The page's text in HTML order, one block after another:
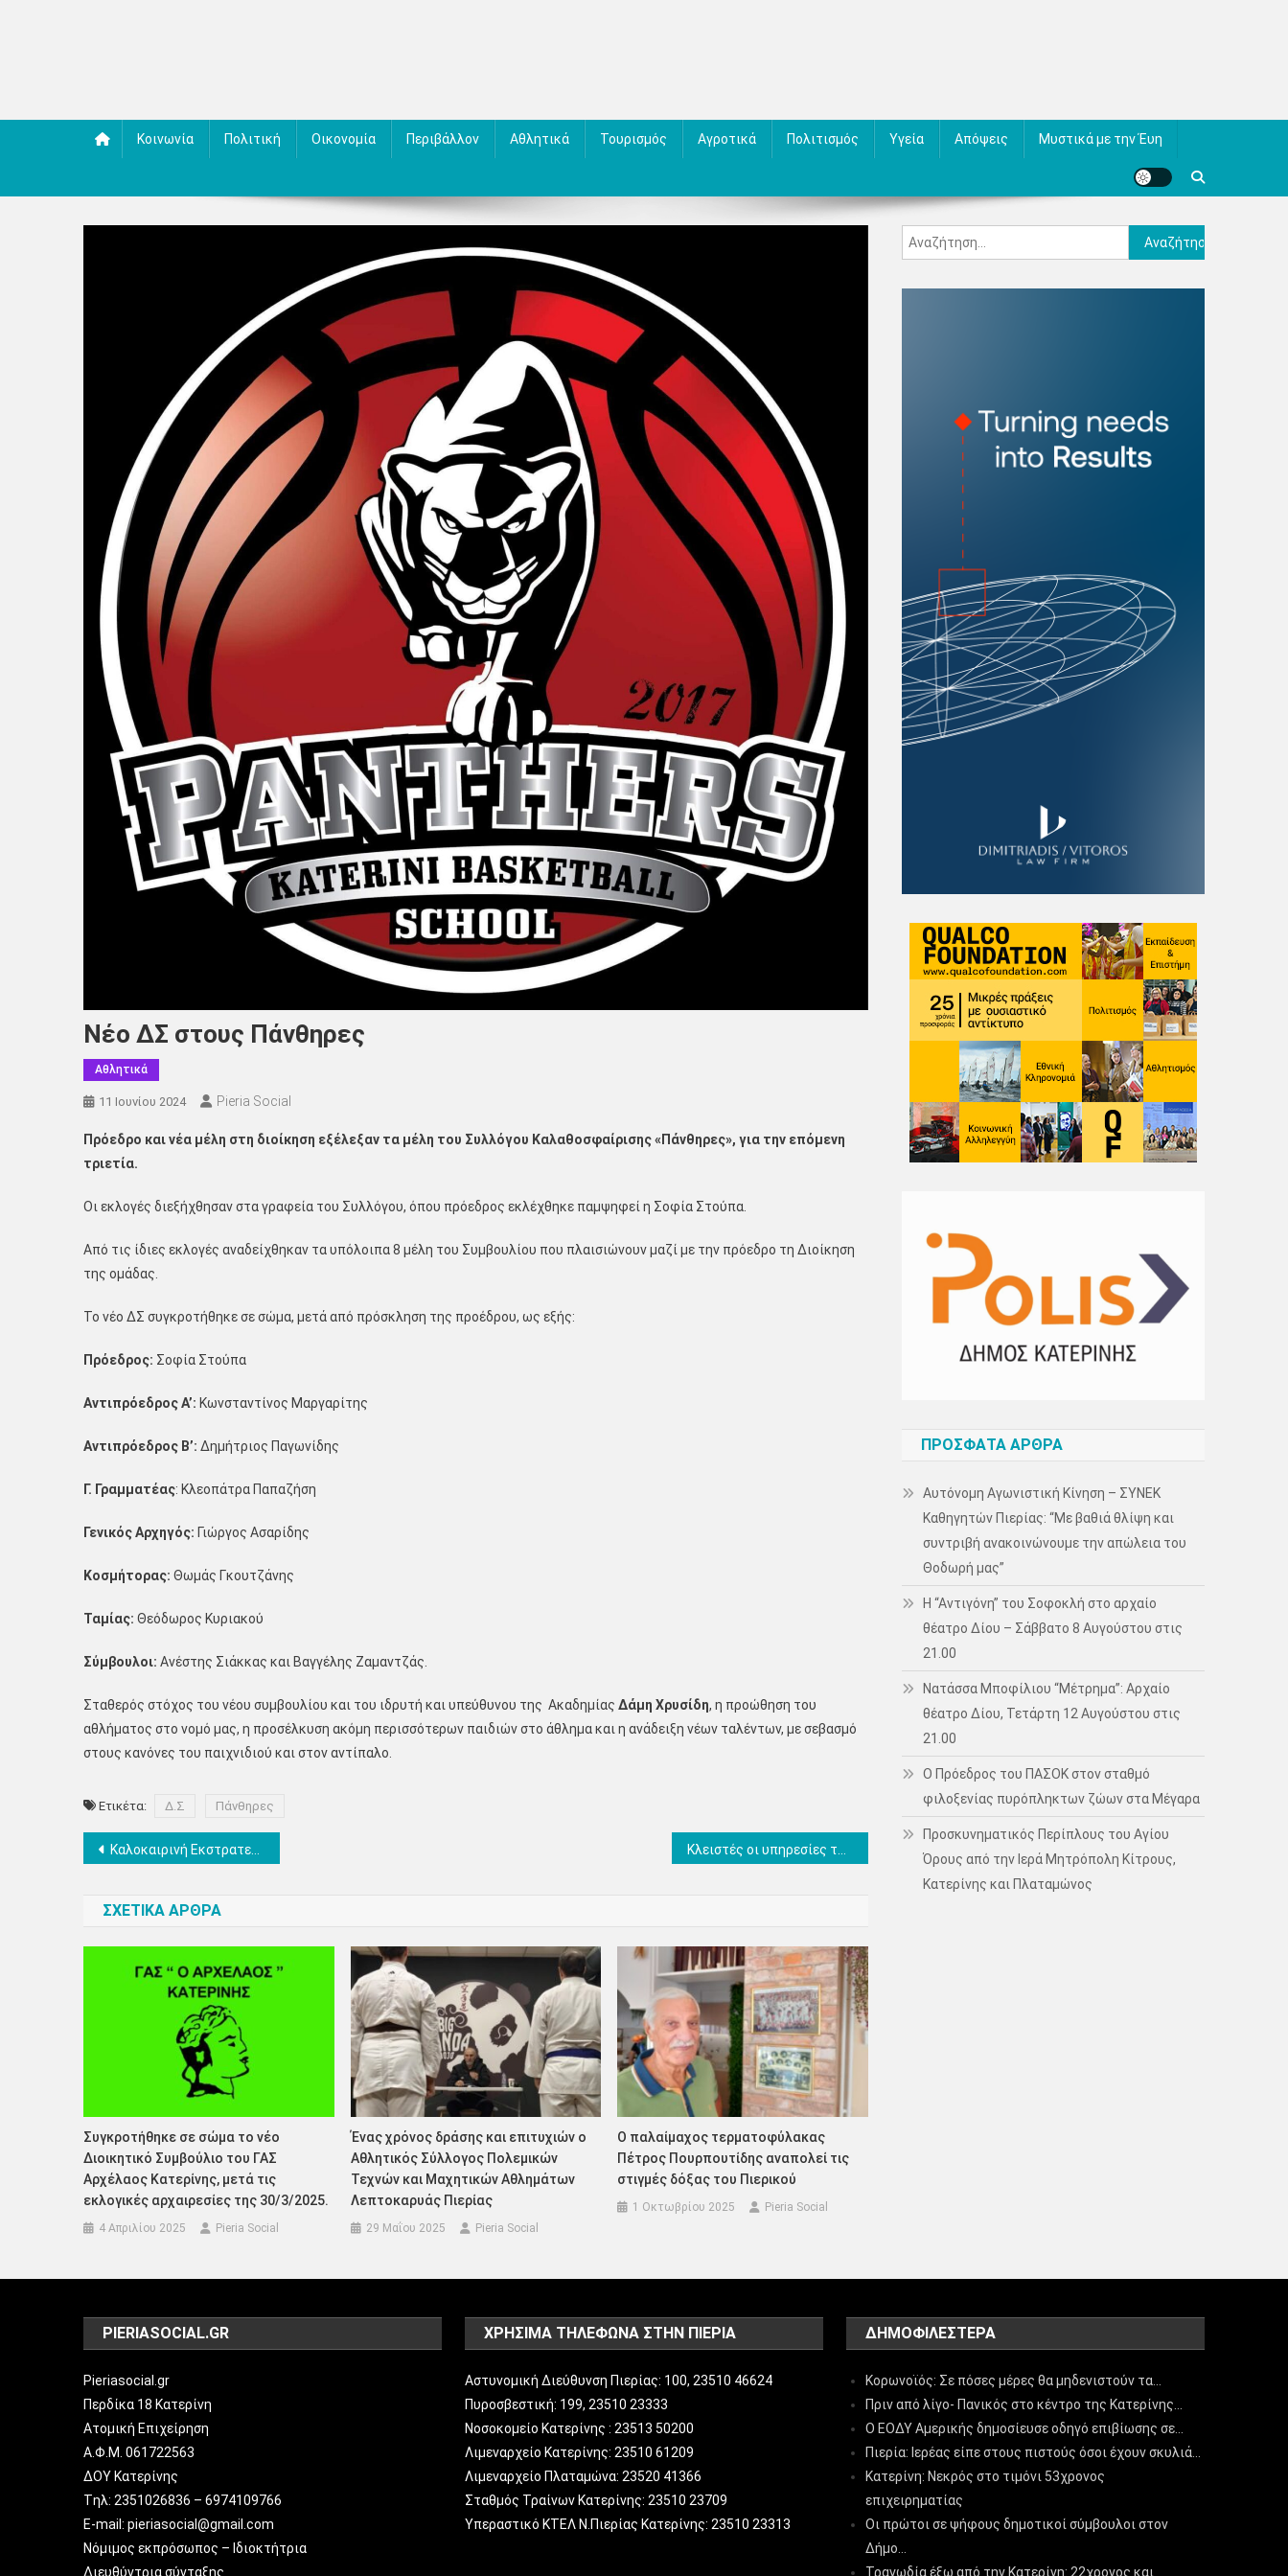
Κοινωνία Πολιτική Οικονομία Περιβάλλον Αθλητικά Τουρισμός Αγροτικά Πολιτισμός Υγεία Απόψεις Μυστικά με την Έυη
Νέο ΔΣ στους Πάνθηρες
Αθλητικά
11 Ιουνίου 2024 Pieria Social
Πρόεδρο και νέα μέλη στη διοίκηση εξέλεξαν τα μέλη του Συλλόγου Καλαθοσφαίρισης «Πάνθηρες», για την επόμενη
τριετία.
Οι εκλογές διεξήχθησαν στα γραφεία του Συλλόγου, όπου πρόεδρος εκλέχθηκε παμψηφεί η Σοφία Στούπα.
Από τις ίδιες εκλογές αναδείχθηκαν τα υπόλοιπα 8 μέλη του Συμβουλίου που πλαισιώνουν μαζί με την πρόεδρο τη Διοίκηση
της ομάδας.
Το νέο ΔΣ συγκροτήθηκε σε σώμα, μετά από πρόσκληση της προέδρου, ως εξής:
Πρόεδρος: Σοφία Στούπα
Αντιπρόεδρος Α’: Κωνσταντίνος Μαργαρίτης
Αντιπρόεδρος Β’: Δημήτριος Παγωνίδης
Γ. Γραμματέας: Κλεοπάτρα Παπαζήση
Γενικός Αρχηγός: Γιώργος Ασαρίδης
Κοσμήτορας: Θωμάς Γκουτζάνης
Ταμίας: Θεόδωρος Κυριακού
Σύμβουλοι: Ανέστης Σιάκκας και Βαγγέλης Ζαμαντζάς.
Σταθερός στόχος του νέου συμβουλίου και του ιδρυτή και υπεύθυνου της Ακαδημίας Δάμη Χρυσίδη, η προώθηση του
αθλήματος στο νομό μας, η προσέλκυση ακόμη περισσότερων παιδιών στο άθλημα και η ανάδειξη νέων ταλέντων, με σεβασμό
στους κανόνες του παιχνιδιού και στον αντίπαλο.
Ετικέτα: Δ.Σ Πάνθηρες
Πλοήγηση
Καλοκαιρινή Εκστρατεία Ανάγνωσης & Δημιουργικότητας στη Δημοτική Βιβλιοθήκη Κατερίνης
ΣΧΕΤΙΚΑ ΑΡΘΡΑ
Συγκροτήθηκε σε σώμα το νέο
Διοικητικό Συμβούλιο του ΓΑΣ
Αρχέλαος Κατερίνης, μετά τις
εκλογικές αρχαιρεσίες της 30/3/2025.
4 Απριλίου 2025 Pieria Social
Ένας χρόνος δράσης και επιτυχιών ο
Αθλητικός Σύλλογος Πολεμικών
Τεχνών και Μαχητικών Αθλημάτων
Λεπτοκαρυάς Πιερίας
29 Μαΐου 2025 Pieria Social
Ο παλαίμαχος τερματοφύλακας
Πέτρος Πουρπουτίδης αναπολεί τις
στιγμές δόξας του Πιερικού
1 Οκτωβρίου 2025 Pieria Social
Αναζήτηση
για:
ΠΡΌΣΦΑΤΑ ΆΡΘΡΑ
Αυτόνομη Αγωνιστική Κίνηση – ΣΥΝΕΚ
Καθηγητών Πιερίας: “Με βαθιά θλίψη και
συντριβή ανακοινώνουμε την απώλεια του
Θοδωρή μας”
Η “Αντιγόνη” του Σοφοκλή στο αρχαίο
θέατρο Δίου – Σάββατο 8 Αυγούστου στις
21.00
Νατάσσα Μποφίλιου “Μέτρημα”: Αρχαίο
θέατρο Δίου, Τετάρτη 12 Αυγούστου στις
21.00
Ο Πρόεδρος του ΠΑΣΟΚ στον σταθμό
φιλοξενίας πυρόπληκτων ζώων στα Μέγαρα
Προσκυνηματικός Περίπλους του Αγίου
Όρους από την Ιερά Μητρόπολη Κίτρους,
Κατερίνης και Πλαταμώνος
PIERIASOCIAL.GR
Pieriasocial.gr
Περδίκα 18 Κατερίνη
Ατομική Επιχείρηση
Α.Φ.Μ. 061722563
ΔΟΥ Κατερίνης
Tηλ: 2351026836 – 6974109766
E-mail: pieriasocial@gmail.com
Νόμιμος εκπρόσωπος – Ιδιοκτήτρια
Διευθύντρια σύνταξης
ΧΡΗΣΙΜΑ ΤΗΛΕΦΩΝΑ ΣΤΗΝ ΠΙΕΡΙΑ
Αστυνομική Διεύθυνση Πιερίας: 100, 23510 46624
Πυροσβεστική: 199, 23510 23333
Νοσοκομείο Κατερίνης : 23513 50200
Λιμεναρχείο Κατερίνης: 23510 61209
Λιμεναρχείο Πλαταμώνα: 23520 41366
Σταθμός Τραίνων Κατερίνης: 23510 23709
Υπεραστικό ΚΤΕΛ Ν.Πιερίας Κατερίνης: 23510 23313
ΔΗΜΟΦΙΛΈΣΤΕΡΑ
Κορωνοϊός: Σε πόσες μέρες θα μηδενιστούν τα…
Πριν από λίγο- Πανικός στο κέντρο της Κατερίνης…
Ο ΕΟΔΥ Αμερικής δημοσίευσε οδηγό επιβίωσης σε…
Πιερία: Ιερέας είπε στους πιστούς όσοι έχουν σκυλιά…
Κατερίνη: Νεκρός στο τιμόνι 53χρονος
επιχειρηματίας
Οι πρώτοι σε ψήφους δημοτικοί σύμβουλοι στον
Δήμο…
Τραγωδία έξω από την Κατερίνη: 22χρονος και